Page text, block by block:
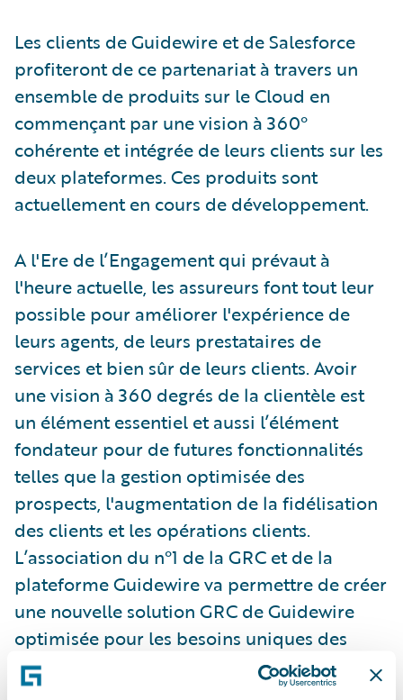
Les clients de Guidewire et de Salesforce
profiteront de ce partenariat à travers un
ensemble de produits sur le Cloud en
commençant par une vision à 360°
cohérente et intégrée de leurs clients sur les
deux plateformes. Ces produits sont
actuellement en cours de développement.
A l'Ere de l’Engagement qui prévaut à
l'heure actuelle, les assureurs font tout leur
possible pour améliorer l'expérience de
leurs agents, de leurs prestataires de
services et bien sûr de leurs clients. Avoir
une vision à 360 degrés de la clientèle est
un élément essentiel et aussi l’élément
fondateur pour de futures fonctionnalités
telles que la gestion optimisée des
prospects, l'augmentation de la fidélisation
des clients et les opérations clients.
L’association du n°1 de la GRC et de la
plateforme Guidewire va permettre de créer
une nouvelle solution GRC de Guidewire
optimisée pour les besoins uniques des
assureurs IARD. Elle leur permettra de
mieux répondre aux exigences croissantes